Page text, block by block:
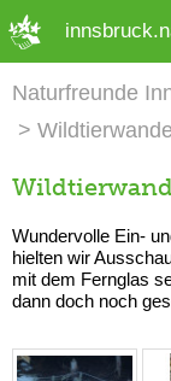
Naturfreunde
Wundervolle Ein-
hielten wir
mit dem Fernglas
dann doch noch